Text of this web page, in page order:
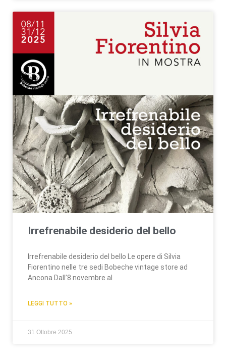
Irrefrenabile desiderio del bello
Irrefrenabile desiderio del bello Le opere di Silvia
Fiorentino nelle tre sedi Bobeche vintage store ad
Ancona Dall’8 novembre al
LEGGI TUTTO »
31 Ottobre 2025